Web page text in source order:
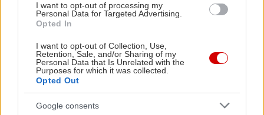
I want to opt-out of processing my
Personal Data for Targeted Advertising.
Opted In
I want to opt-out of Collection, Use,
Retention, Sale, and/or Sharing of my
Personal Data that Is Unrelated with the
Purposes for which it was collected.
Opted Out
Google consents
in2life team
(μαζί με την έμπνευση) στα στενά της Αθήνας, κι από τότε
μέχρι σήμερα δεν έχει σταματήσει να μεγαλώνει.
Αμετανόητα περίεργη, θα πάει με την ίδια ευκολία σε
συνοικιακά κουτούκια και σε τρέντι μπαρ, και θα σου μιλήσει
με τον ίδιο ενθουσιασμό για τα ταξίδια της, τα νέα της